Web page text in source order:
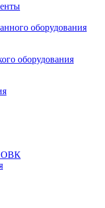
оборудования
оборудования
ОВК